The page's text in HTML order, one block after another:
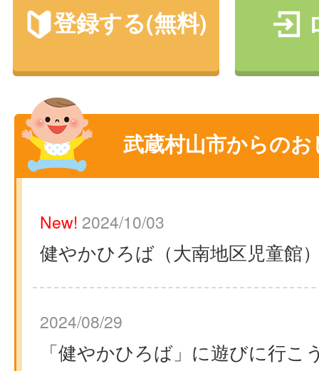
登録する(無料)
武蔵村山市からの
New! 2024/10/03
健やかひろば（大南地区児童館
2024/08/29
「健やかひろば」に遊びに行こ